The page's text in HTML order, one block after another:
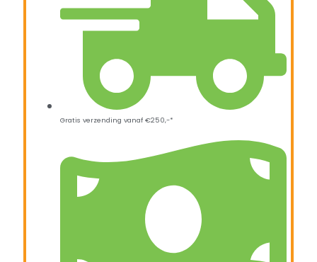
Gratis verzending vanaf €250,-*